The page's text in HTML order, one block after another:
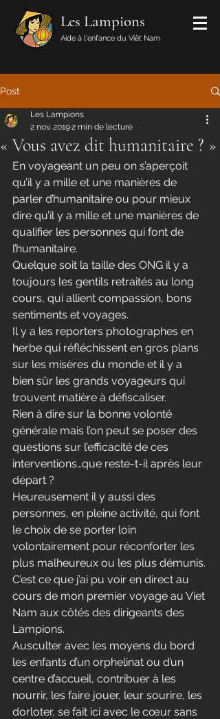
Les Lampions
Aide à l'enfance du Viêt Nam
Post
« Vous avez dit humanitaire ? »
Les Lampions
2 nov. 20192 min de lecture
En voyageant un peu on s’aperçoit
qu’il y a mille et une manières de
parler d’humanitaire ou pour mieux
dire qu’il y a mille et une manières de
qualifier les personnes qui font de
l’humanitaire.
Quelque soit la taille des ONG il y a
toujours les gentils retraités au long
cours, qui allient compassion, bons
sentiments et voyages.
Il y a les reporters photographes en
herbe qui réfléchissent en gros plans
sur les misères du monde et il y a
bien sûr les grands voyageurs qui
trouvent matière à défiscaliser.
Rien à dire sur la bonne volonté
générale mais l’on peut se poser des
questions sur l’efficacité de ces
interventions…que reste-t-il après leur
départ ?
Heureusement il y aussi des
personnes, en pleine activité, qui font
le choix de se porter loin
volontairement pour réconforter les
plus malheureux ou les plus démunis.
C’est ce que j’ai pu voir en direct au
cours de mon premier voyage au Viet
Nam aux côtés des dirigeants des
Lampions.
Ausculter avec les moyens du bord
les enfants d’un orphelinat ou d’un
centre d’accueil, contribuer à les
nourrir, les faire jouer, leur sourire, les
dorloter, se fait ici avec le cœur sans